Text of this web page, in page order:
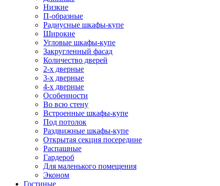
Низкие
П-образные
Радиусные шкафы-купе
Широкие
Угловые шкафы-купе
Закругленный фасад
Количество дверей
2-х дверные
3-х дверные
4-х дверные
Особенности
Во всю стену
Встроенные шкафы-купе
Под потолок
Раздвижные шкафы-купе
Открытая секция посередине
Распашные
Гардероб
Для маленького помещения
Эконом
Гостиные